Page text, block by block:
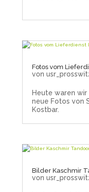
Fotos vom
von
Heute waren
neue Fotos von
Kostbar.
Bilder Kaschmir
von